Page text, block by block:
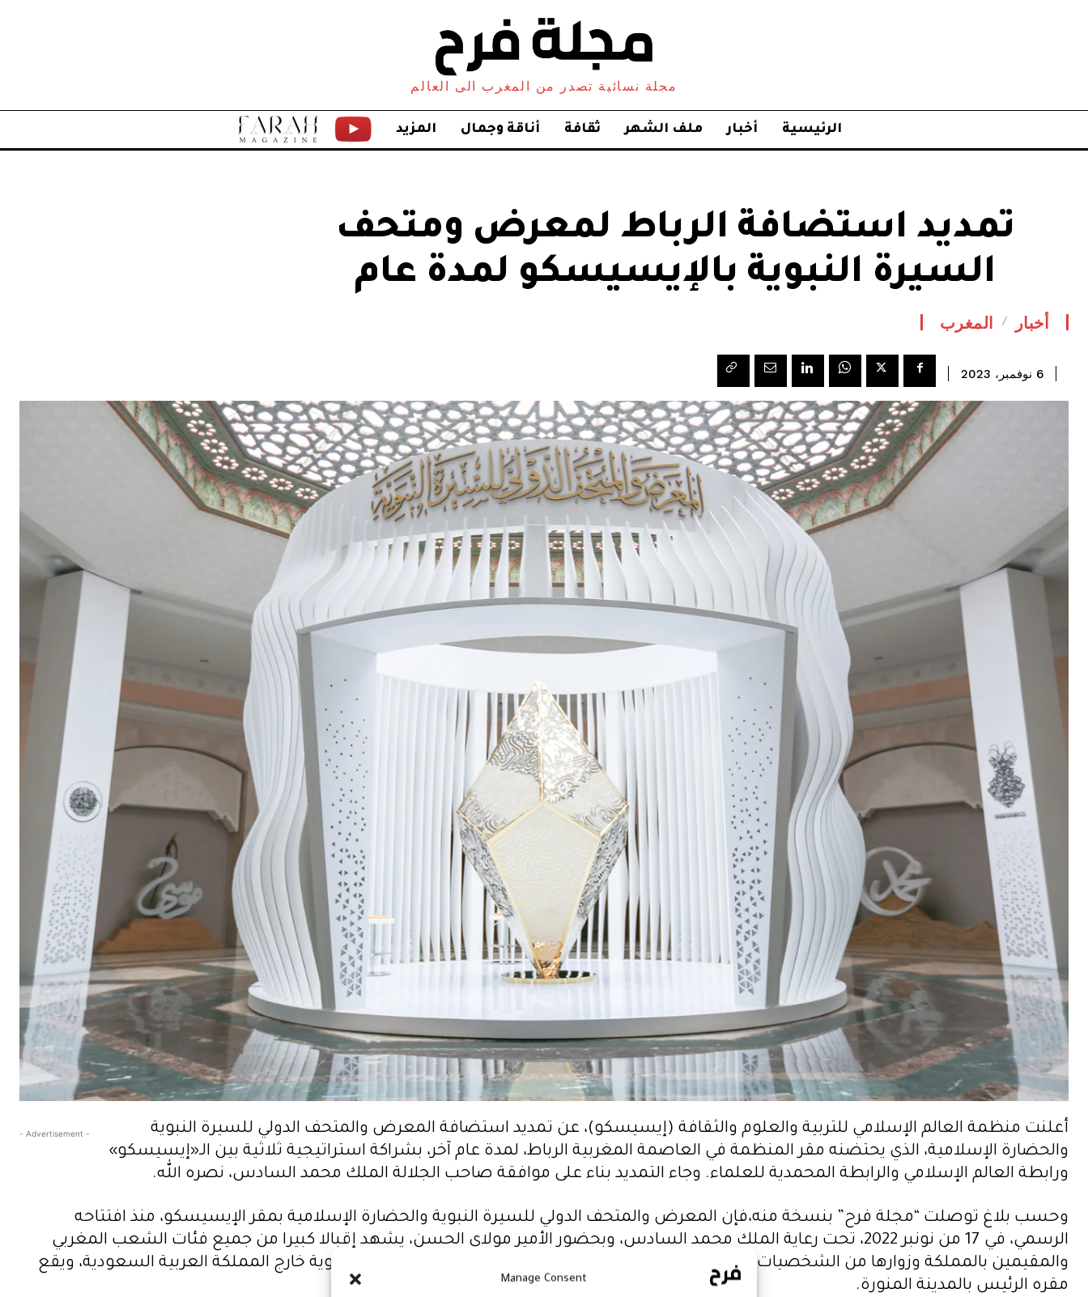
Manage Consent
مجلة نسائية تصدر من المغرب الى العالم
الرئيسية أخبار ملف الشهر ثقافة أناقة وجمال المزيد
G
A
Z
I
تمديد استضافة الرباط لمعرض ومتحف
السيرة النبوية بالإيسيسكو لمدة عام
أخبار المغرب
6 نوفمبر، 2023
- Advertisement -
أعلنت منظمة العالم الإسلامي للتربية والعلوم والثقافة (إيسيسكو)، عن تمديد استضافة المعرض والمتحف الدولي للسيرة النبوية
والحضارة الإسلامية، الذي يحتضنه مقر المنظمة في العاصمة المغربية الرباط، لمدة عام آخر، بشراكة استراتيجية ثلاثية بين الـ«إيسيسكو»
ورابطة العالم الإسلامي والرابطة المحمدية للعلماء. وجاء التمديد بناء على موافقة صاحب الجلالة الملك محمد السادس، نصره الله.
وحسب بلاغ توصلت “مجلة فرح” بنسخة منه،فإن المعرض والمتحف الدولي للسيرة النبوية والحضارة الإسلامية بمقر الإيسيسكو، منذ افتتاحه
الرسمي، في 17 من نونبر 2022، تحت رعاية الملك محمد السادس، وبحضور الأمير مولاي الحسن، يشهد إقبالا كبيرا من جميع فئات الشعب المغربي
والمقيمين بالمملكة وزوارها من الشخصيات الدولية والسياح، وهو النسخة الأولى من معارض السيرة النبوية خارج المملكة العربية السعودية، ويقع
مقره الرئيس بالمدينة المنورة.